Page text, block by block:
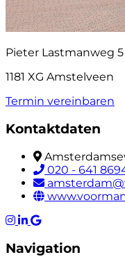
Pieter Lastmanweg 5
1181 XG Amstelveen
Termin vereinbaren
Kontaktdaten
020 - 641
Navigation